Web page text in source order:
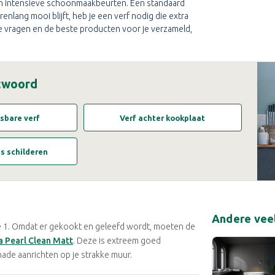
schoonmaakbeurten. Een standaard
mooi blijft, heb je een verf nodig die extra
en de beste producten voor je verzameld,
verf Verf achter kookplaat
schilderen
Omdat er gekookt en geleefd wordt, moeten de
Pearl Clean Matt. Deze is extreem goed
aanrichten op je strakke muur.
Andere